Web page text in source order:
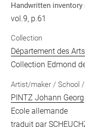
Handwritten inventory
vol.9, p.61
Collection
Département des
Collection Edmond
Artist/maker / School
PINTZ Johann Georg
Ecole allemande
traduit par